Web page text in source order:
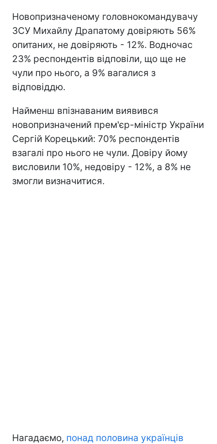
Новопризначеному головнокомандувачу
ЗСУ Михайлу Драпатому довіряють 56%
опитаних, не довіряють - 12%. Водночас
23% респондентів відповіли, що ще не
чули про нього, а 9% вагалися з
відповіддю.
Найменш впізнаваним виявився
новопризначений прем'єр-міністр України
Сергій Корецький: 70% респондентів
взагалі про нього не чули. Довіру йому
висловили 10%, недовіру - 12%, а 8% не
змогли визначитися.
Нагадаємо, понад половина українців